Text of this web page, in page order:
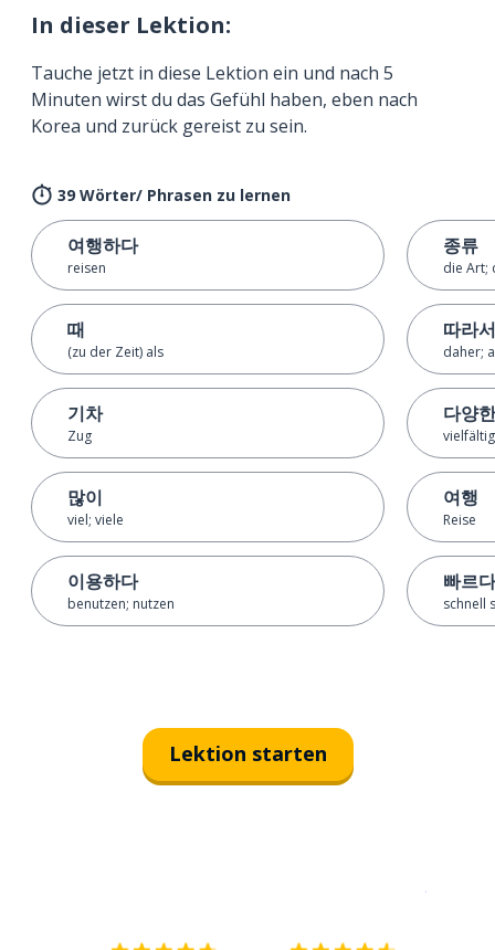
In dieser Lektion:
Tauche jetzt in diese Lektion ein und nach 5
Minuten wirst du das Gefühl haben, eben nach
Korea und zurück gereist zu sein.
39 Wörter/ Phrasen zu lernen
여행하다
reisen
때
(zu der Zeit) als
기차
Zug
많이
viel; viele
이용하다
benutzen; nutzen
종류
die Art;
따라서
daher;
다양한
여행
Reise
빠르다
schnell
Lektion starten